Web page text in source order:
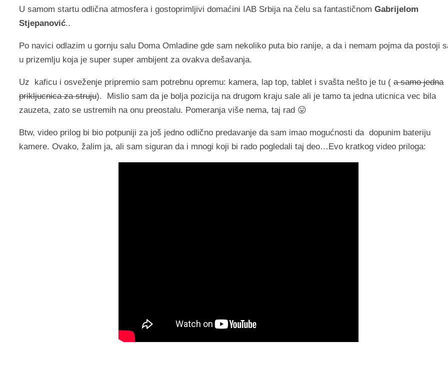
U samom startu odlična atmosfera i gostoprimljivi domaćini IAB Srbija na čelu sa fantastičnom Gabrijelom
Stjepanović..
Po navici odlazim u gornju salu Doma Omladine gde sam nekoliko puta bio ranije, a da i nemam pojma da postoji
u prizemlju koja je super super ambijent za ovakva dešavanja.
Uz kaficu i osveženje pripremio sam potrebnu opremu: kamera, lap top, tablet i svašta nešto je tu ( a samo jedna
prikljucnica za struju). Mislio sam da je bolja pozicija na drugom kraju sale ali je tamo ta jedna uticnica vec bila
zauzeta, zato se ustremih na onu preostalu. Pomeranja više nema, taj rad 😛
Btw, video prilog bi bio potpuniji za još jedno odlično predavanje da sam imao mogućnosti da dopunim bateriju
kamere. Ovako, žalim ja, ali sam siguran da i mnogi koji bi rado pogledali taj deo…Evo kratkog video priloga: